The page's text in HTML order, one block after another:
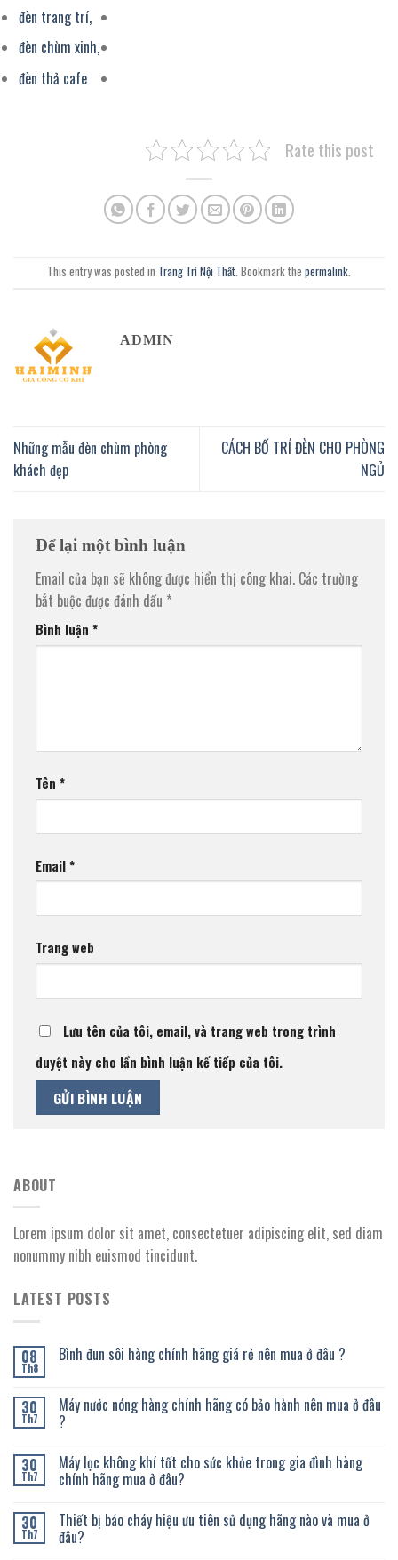
đèn trang trí,
đèn chùm xinh,
đèn thả cafe
Rate this post
This entry was posted in Trang Trí Nội Thất. Bookmark the permalink.
ADMIN
Những mẫu đèn chùm phòng
khách đẹp
CÁCH BỐ TRÍ ĐÈN CHO PHÒNG
NGỦ
Để lại một bình luận
Email của bạn sẽ không được hiển thị công khai. Các trường
bắt buộc được đánh dấu *
Bình luận *
Tên *
Email*
Trang web
Lưu tên của tôi, email, và trang web trong trình
duyệt này cho lần bình luận kế tiếp của tôi.
ABOUT
Lorem ipsum dolor sit amet, consectetuer adipiscing elit, sed diam
nonummy nibh euismod tincidunt.
LATEST POSTS
08
Th8
Bình đun sôi hàng chính hãng giá rẻ nên mua ở đâu ?
30
Th7
Máy nước nóng hàng chính hãng có bảo hành nên mua ở đâu
?
30
Th7
Máy lọc không khí tốt cho sức khỏe trong gia đình hàng
chính hãng mua ở đâu?
30
Th7
Thiết bị báo cháy hiệu ưu tiên sử dụng hãng nào và mua ở
đâu?